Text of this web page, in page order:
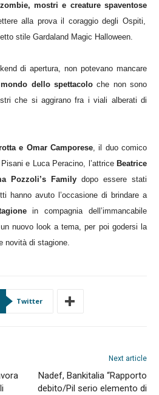
mostri e creature spaventose
alla prova il coraggio degli Ospiti,
stile Gardaland Magic Halloween.
di apertura, non potevano mancare
dello spettacoloche non sono
che si aggirano fra i viali alberati di
e Omar Camporese, il duo comico
e Luca Peracino, l’attrice Beatrice
Pozzoli’s Family dopo essere stati
hanno avuto l’occasione di brindare a
in compagnia dell’immancabile
nuovo look a tema, per poi godersi la
novità di stagione.
Twitter
Next article
Nadef, Bankitalia “Rapporto
debito/Pil serio elemento di